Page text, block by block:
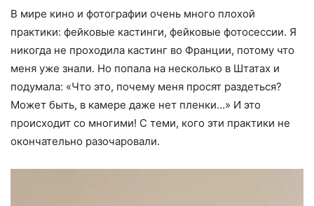
В мире кино и фотографии очень много плохой
практики: фейковые кастинги, фейковые фотосессии. Я
никогда не проходила кастинг во Франции, потому что
меня уже знали. Но попала на несколько в Штатах и ​​
подумала: «Что это, почему меня просят раздеться?
Может быть, в камере даже нет пленки…» И это
происходит со многими! С теми, кого эти практики не
окончательно разочаровали.